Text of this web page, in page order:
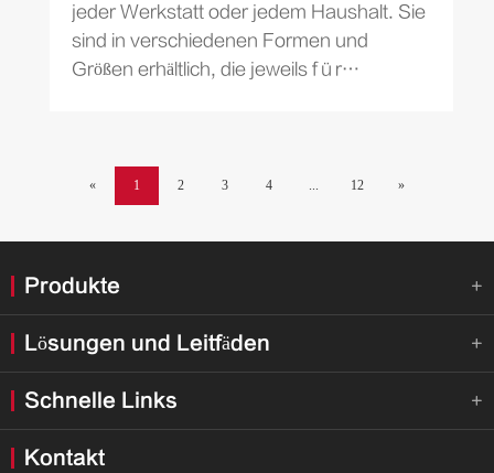
jeder Werkstatt oder jedem Haushalt. Sie
sind in verschiedenen Formen und
Größen erhältlich, die jeweils für
« 1 2 3 4 ... 12 »
Produkte 
Lösungen und Leitfäden 
Schnelle Links 
Kontakt